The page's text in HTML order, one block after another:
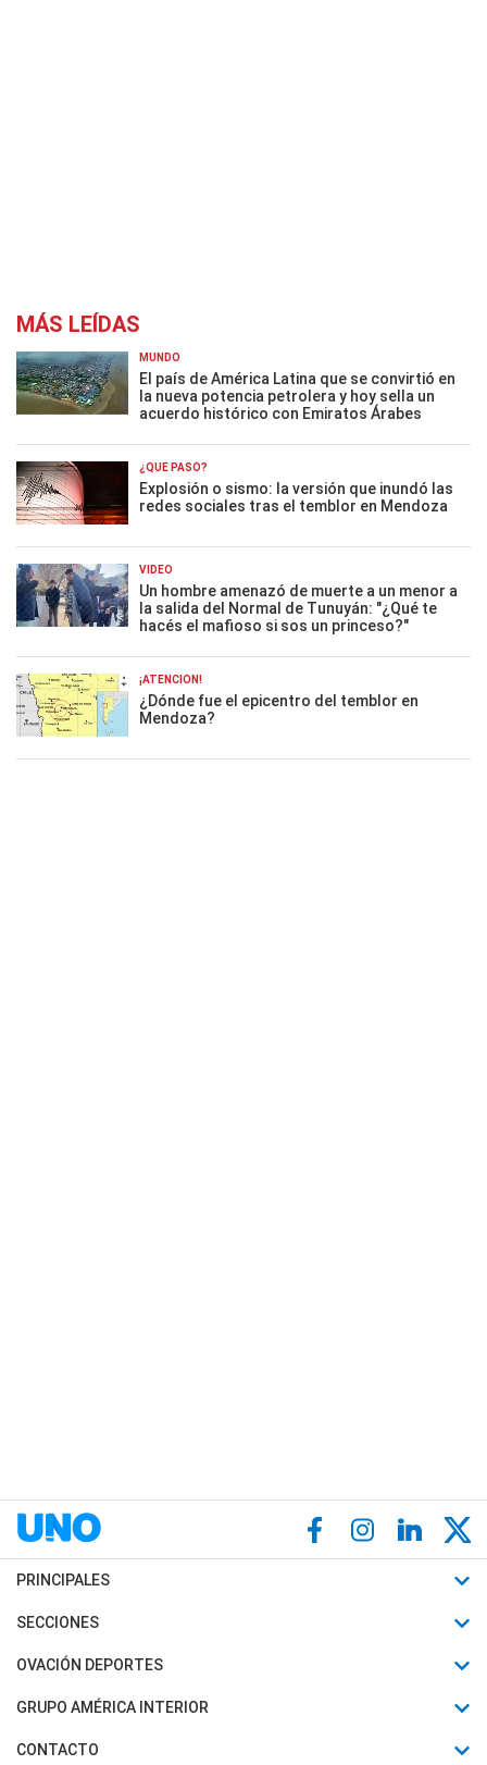
MÁS LEÍDAS
MUNDO
El país de América Latina que se convirtió en
la nueva potencia petrolera y hoy sella un
acuerdo histórico con Emiratos Árabes
¿QUÉ PASÓ?
Explosión o sismo: la versión que inundó las
redes sociales tras el temblor en Mendoza
VIDEO
Un hombre amenazó de muerte a un menor a
la salida del Normal de Tunuyán: "¿Qué te
hacés el mafioso si sos un princeso?"
¡ATENCIÓN!
¿Dónde fue el epicentro del temblor en
Mendoza?
PRINCIPALES
Últimas Noticias
Política
Judiciales
SECCIONES
Horóscopo
Motores
OVACIÓN DEPORTES
Fútbol
Mundial
GRUPO AMÉRICA INTERIOR
Canal 7 en Vivo
CONTACTO